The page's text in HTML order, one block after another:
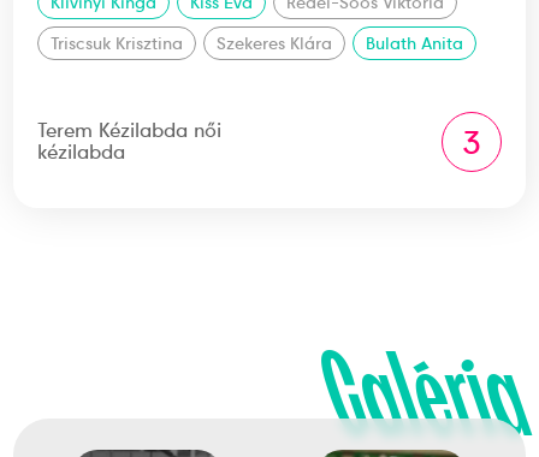
Triscsuk Krisztina
Szekeres Klára Bulath Anita
Terem Kézilabda női
kézilabda
3
Galéria